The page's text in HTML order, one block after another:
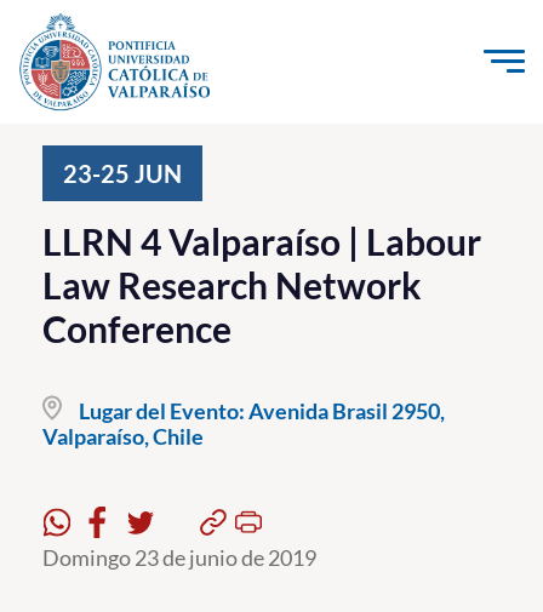
Click acá para ir directamente al contenido
Investigación, Creación e Innovación
PUCV Internacional
Vinculación con el Medio
Pregrado
Formación Continua
23-25 JUN
LLRN 4 Valparaíso | Labour
Law Research Network
Conference
Lugar del Evento:Avenida Brasil 2950,
Valparaíso, Chile
Domingo 23 de junio de 2019